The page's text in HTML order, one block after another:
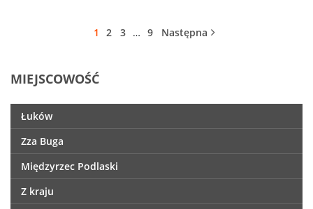
1 2 3 … 9 Następna
MIEJSCOWOŚĆ
Łuków
Zza Buga
Międzyrzec Podlaski
Z kraju